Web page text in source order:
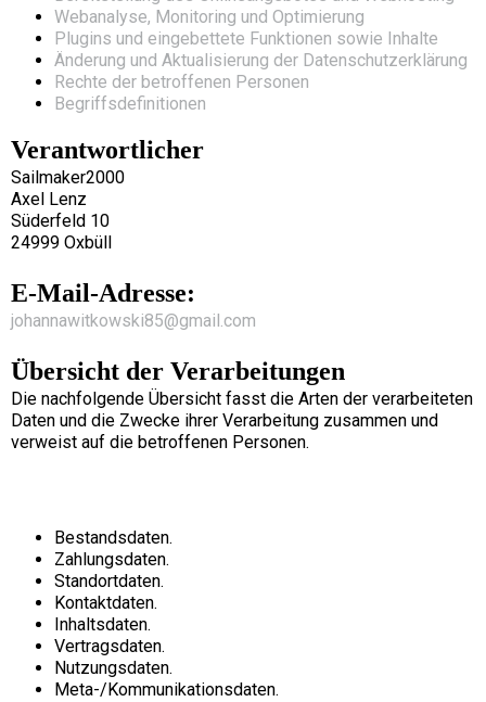
Webanalyse, Monitoring und Optimierung
Plugins und eingebettete Funktionen sowie Inhalte
Änderung und Aktualisierung der Datenschutzerklärung
Rechte der betroffenen Personen
Begriffsdefinitionen
Verantwortlicher
Sailmaker2000
Axel Lenz
Süderfeld 10
24999 Oxbüll
E-Mail-Adresse:
johannawitkowski85@gmail.com
Übersicht der Verarbeitungen
Die nachfolgende Übersicht fasst die Arten der verarbeiteten
Daten und die Zwecke ihrer Verarbeitung zusammen und
verweist auf die betroffenen Personen.
Bestandsdaten.
Zahlungsdaten.
Standortdaten.
Kontaktdaten.
Inhaltsdaten.
Vertragsdaten.
Nutzungsdaten.
Meta-/Kommunikationsdaten.